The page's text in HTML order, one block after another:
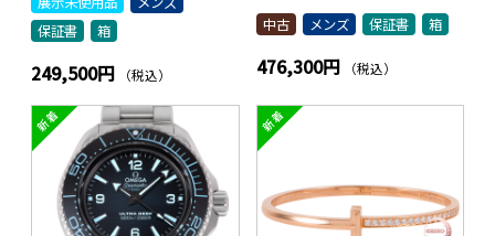
保証書
箱
249,500円 （税込）
中古 メンズ 保証書 箱
476,300円 （税込）